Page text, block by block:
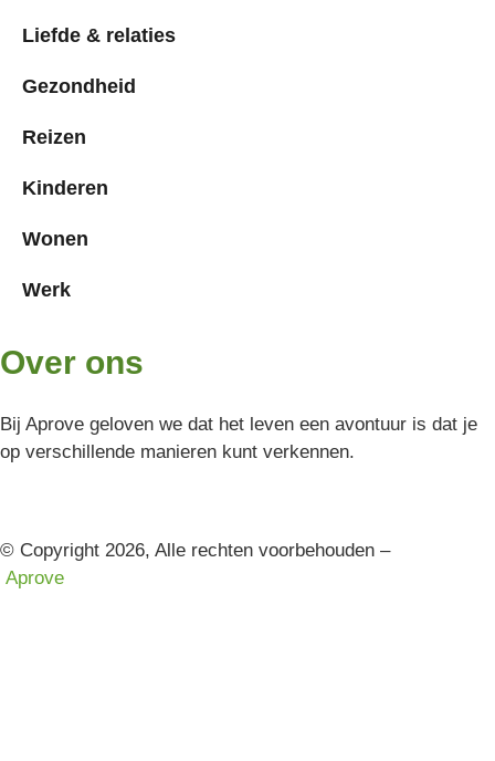
Liefde & relaties
Gezondheid
Reizen
Kinderen
Wonen
Werk
Over ons
Bij Aprove geloven we dat het leven een avontuur is dat je
op verschillende manieren kunt verkennen.
© Copyright 2026, Alle rechten voorbehouden –
Aprove